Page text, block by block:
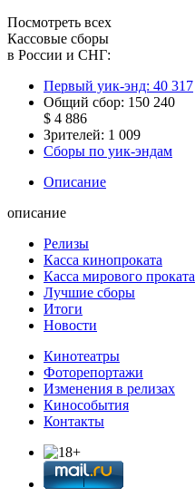
Посмотреть всех
Кассовые сборы
в России и СНГ:
Первый уик-энд: 40 317
Общий сбор: 150 240
$ 4 886
Зрителей: 1 009
Сборы по уик-эндам
Описание
описание
Релизы
Касса кинопроката
Касса мирового проката
Лучшие сборы
Итоги
Новости
Кинотеатры
Фоторепортажи
Изменения в релизах
Кинособытия
Контакты